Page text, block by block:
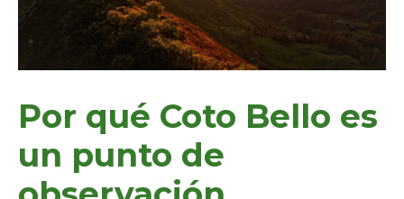
Por qué Coto Bello es
un punto de